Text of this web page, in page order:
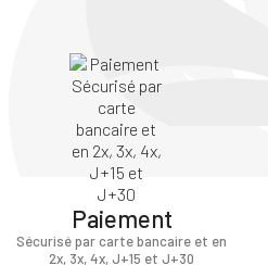
Paiement
Sécurisé par carte bancaire et en
2x, 3x, 4x, J+15 et J+30